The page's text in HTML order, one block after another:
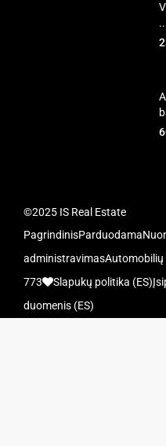
©2025 IS Real Estate
PagrindinisParduodama
administravimasAutomobilių
773
Slapukų politika (ES)
duomenis (ES)